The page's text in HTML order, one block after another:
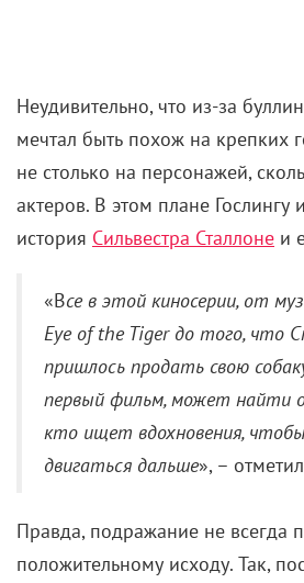
Неудивительно, что из-за
мечтал быть похож на крепких
не столько на персонажей,
актеров. В этом плане Гослингу
история Сильвестра Сталлоне и
«Все в этой киносерии, от
Eye of the Tiger до того, что
пришлось продать свою
первый фильм, может найти
кто ищет вдохновения,
двигаться дальше», –
Правда, подражание не всегда
положительному исходу. Так,